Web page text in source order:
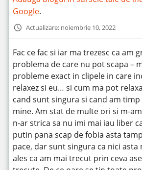
Google.
Actualizare: noiembrie 10, 2022
Fac ce fac si iar ma trezesc ca am
problema de care nu pot scapa –
probleme exact in clipele in care
relaxez si eu… si cum ma pot
cand sunt singura si cand am
mine. Am stat de multe ori si m-
n-ar strica sa nu imi mai iau liber
putin pana scap de fobia asta
pace, dar sunt singura ca nici asta
ales ca am mai trecut prin ceva